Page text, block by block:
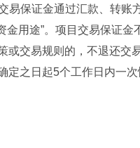
易保证金通过汇款、转账
用途”。项目交易保证金
或交易规则的，不退还交
之日起5个工作日内一次